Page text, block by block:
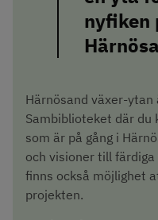
nyfiken
Härnösand växer-ytan
Sambiblioteket där
som är på gång i
och visioner till
finns också möjlighet
projekten.